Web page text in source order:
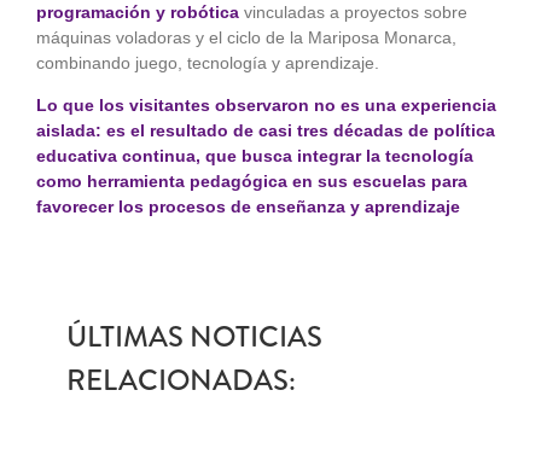
programación y robóticavinculadas a proyectos sobre
máquinas voladoras y el ciclo de la Mariposa Monarca,
combinando juego, tecnología y aprendizaje.
Lo que los visitantes observaron no es una experiencia
aislada: es el resultado de casi tres décadas de política
educativa continua, que busca integrar la tecnología
como herramienta pedagógica en sus escuelas para
favorecer los procesos de enseñanza y aprendizaje
ÚLTIMAS NOTICIAS
RELACIONADAS: